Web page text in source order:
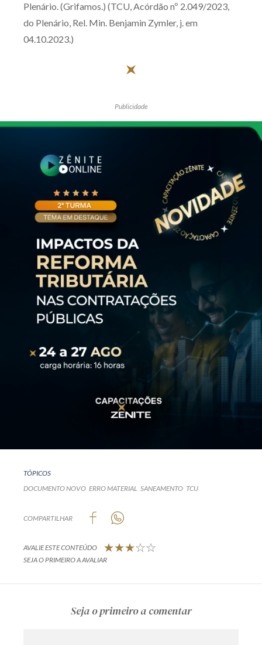
Receba por RSS
Av. Sete de Setembro, 4698
Whatsapp (41) 98881-6616
Plenário. (Grifamos.) (TCU, Acórdão nº 2.049/2023,
do Plenário, Rel. Min. Benjamin Zymler, j. em
04.10.2023.)
Publicidade
TÓPICOS
DOCUMENTO NOVO ERRO MATERIAL SANEAMENTO TCU
COMPARTILHAR
AVALIE ESTE CONTEÚDO
SEJA O PRIMEIRO A AVALIAR
Seja o primeiro a comentar